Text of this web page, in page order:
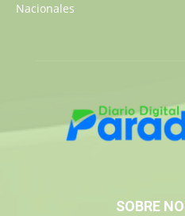
Nacionales
SOBRE